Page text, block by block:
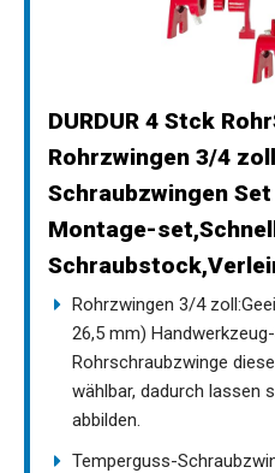
DURDUR 4 Stck
Rohrzwingen 3/4
Schraubzwingen
Montage-
Rohrzwingen 3/4
26,5 mm)
Rohrschraubzwinge
wählbar, dadurch lassen
abbilden.
Temperguss-